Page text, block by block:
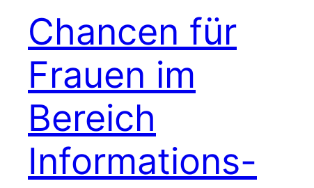
Chancen für
Frauen im
Bereich
Informations-